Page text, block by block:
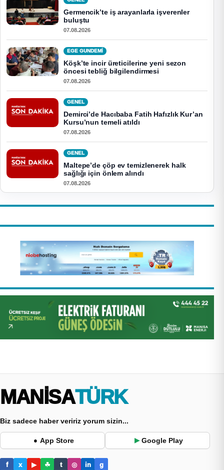
Germencik’te iş arayanlarla işverenler
buluştu
07.08.2026
EGE GUNDEMİ
Köşk’te incir üreticilerine yeni sezon
öncesi tebliğ bilgilendirmesi
07.08.2026
GENEL
Demirci’de Hacıbaba Fatih Hafızlık Kur’an
Kursu’nun temeli atıldı
07.08.2026
GENEL
Maltepe’de çöp ev temizlenerek halk
sağlığı için önlem alındı
07.08.2026
MANİSA TÜRK
Biz sadece haber veririz yorum sizin...
● App Store ▶ Google Play
f x ▶ ☘ t ◎ in g